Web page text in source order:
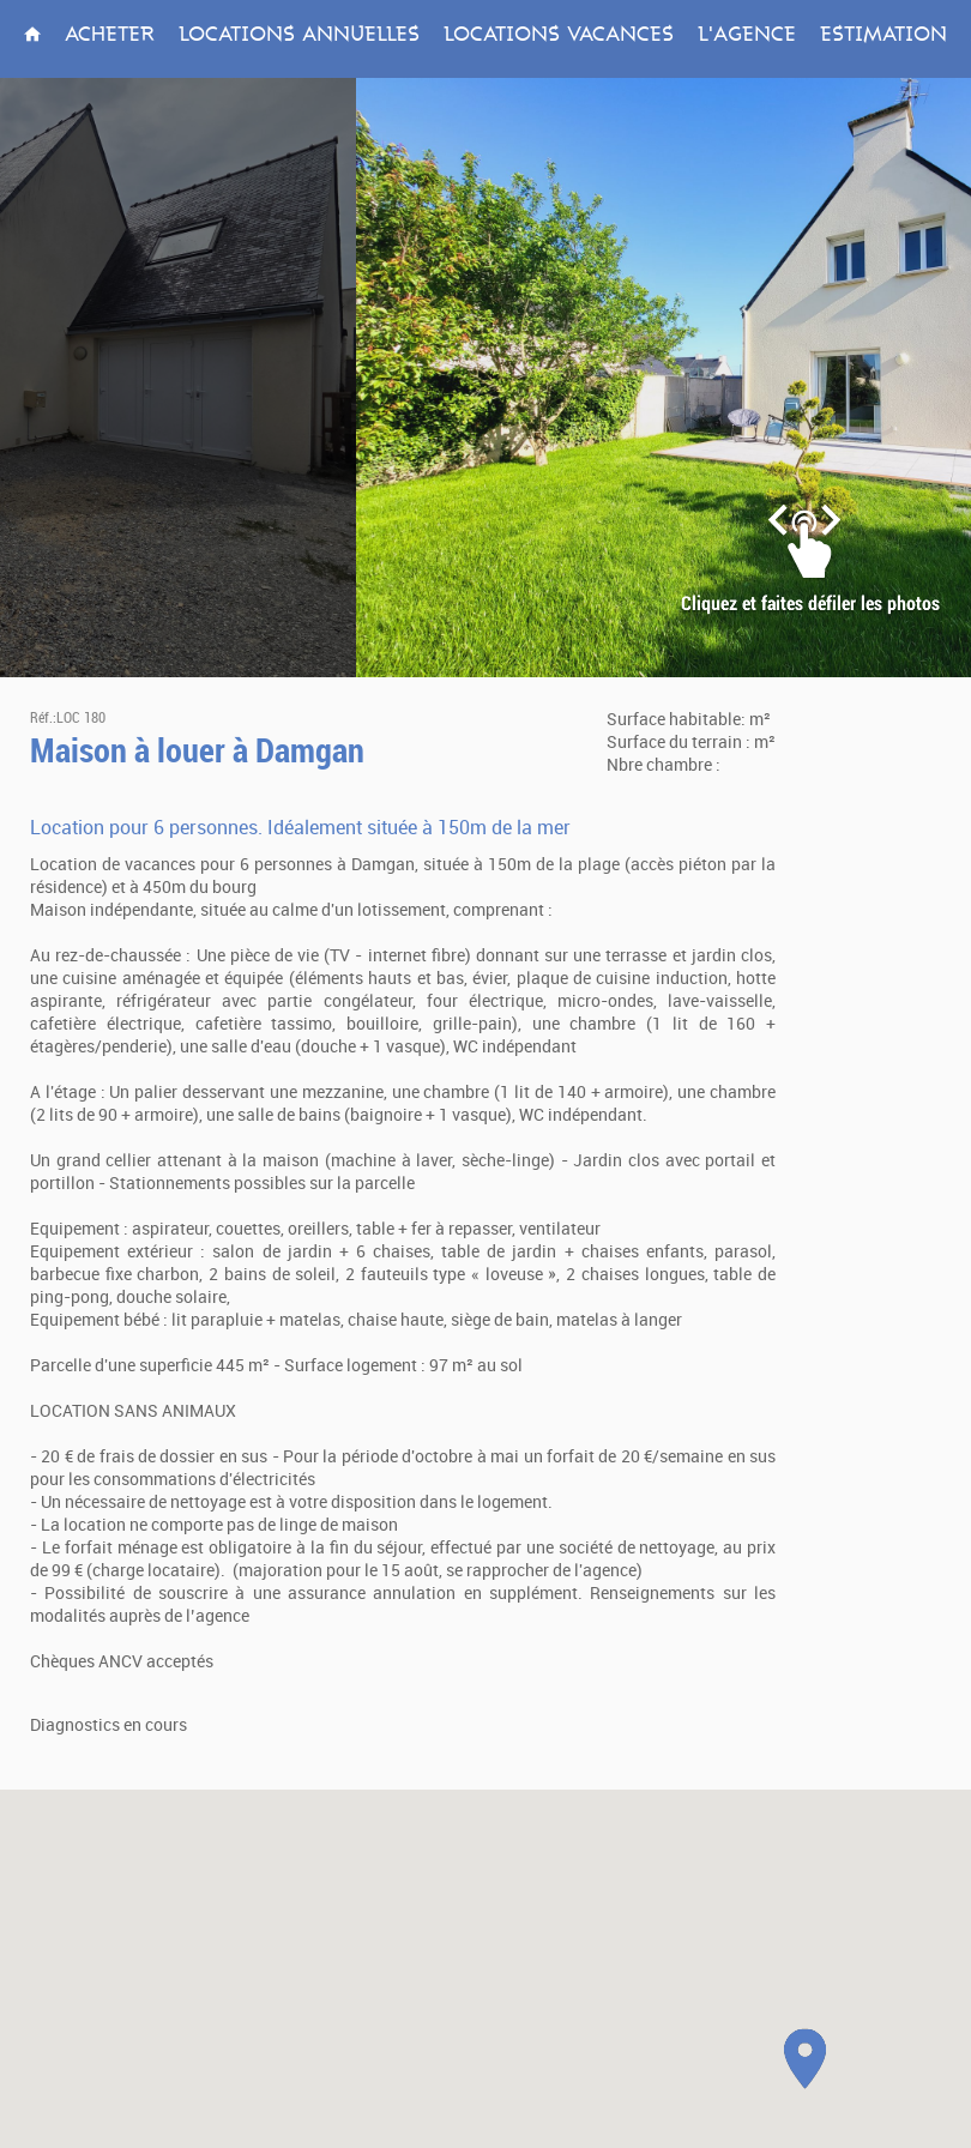
ACHETER LOCATIONS ANNUELLES LOCATIONS VACANCES L'AGENCE ESTIMATION
Surface habitable: m²
Surface du terrain : m²
Nbre chambre :
Réf.:LOC 180
Maison à louer à Damgan
Location pour 6 personnes. Idéalement située à 150m de la mer
Location de vacances pour 6 personnes à Damgan, située à 150m de la plage (accès piéton par la
résidence) et à 450m du bourg
Maison indépendante, située au calme d'un lotissement, comprenant :
Au rez-de-chaussée : Une pièce de vie (TV - internet fibre) donnant sur une terrasse et jardin clos,
une cuisine aménagée et équipée (éléments hauts et bas, évier, plaque de cuisine induction, hotte
aspirante, réfrigérateur avec partie congélateur, four électrique, micro-ondes, lave-vaisselle,
cafetière électrique, cafetière tassimo, bouilloire, grille-pain), une chambre (1 lit de 160 +
étagères/penderie), une salle d'eau (douche + 1 vasque), WC indépendant
A l'étage : Un palier desservant une mezzanine, une chambre (1 lit de 140 + armoire), une chambre
(2 lits de 90 + armoire), une salle de bains (baignoire + 1 vasque), WC indépendant.
Un grand cellier attenant à la maison (machine à laver, sèche-linge) - Jardin clos avec portail et
portillon - Stationnements possibles sur la parcelle
Equipement : aspirateur, couettes, oreillers, table + fer à repasser, ventilateur
Equipement extérieur : salon de jardin + 6 chaises, table de jardin + chaises enfants, parasol,
barbecue fixe charbon, 2 bains de soleil, 2 fauteuils type « loveuse », 2 chaises longues, table de
ping-pong, douche solaire,
Equipement bébé : lit parapluie + matelas, chaise haute, siège de bain, matelas à langer
Parcelle d'une superficie 445 m² - Surface logement : 97 m² au sol
LOCATION SANS ANIMAUX
- 20 € de frais de dossier en sus - Pour la période d'octobre à mai un forfait de 20 €/semaine en sus
pour les consommations d'électricités
- Un nécessaire de nettoyage est à votre disposition dans le logement.
- La location ne comporte pas de linge de maison
- Le forfait ménage est obligatoire à la fin du séjour, effectué par une société de nettoyage, au prix
de 99 € (charge locataire). (majoration pour le 15 août, se rapprocher de l'agence)
- Possibilité de souscrire à une assurance annulation en supplément. Renseignements sur les
modalités auprès de l’agence
Chèques ANCV acceptés
Diagnostics en cours